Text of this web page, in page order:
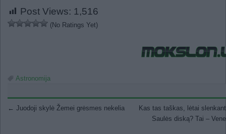
Post Views: 1,516
(No Ratings Yet)
Astronomija
Post navigation
← Juodoji skylė Žemei grėsmes nekelia
Kas tas taškas, lėtai
Saulės diską? Tai –